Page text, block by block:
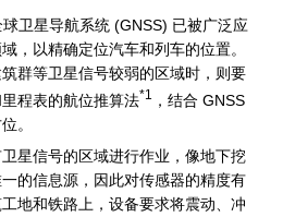
卫星导航系统 (GNSS) 已被广泛应
，以精确定位汽车和列车的位置。
群等卫星信号较弱的区域时，则要
程表的航位推算法*1
，结合 GNSS
。
星信号的区域进行作业，像地下挖
的信息源，因此对传感器的精度有
地和铁路上，设备要求将震动、冲